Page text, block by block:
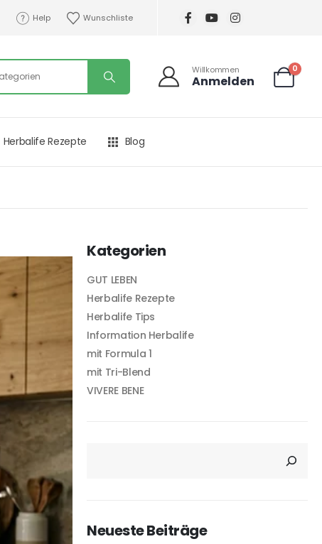
Help Wunschliste
Willkommen
Anmelden
0
Herbalife Rezepte Blog
Kategorien
GUT LEBEN
Herbalife Rezepte
Herbalife Tips
Information Herbalife
mit Formula 1
mit Tri-Blend
VIVERE BENE
Neueste Beiträge